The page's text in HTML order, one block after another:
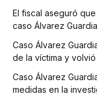
El fiscal aseguró
caso Álvarez Guardia
Caso Álvarez
de la víctima y volvió
Caso Álvarez
medidas en la